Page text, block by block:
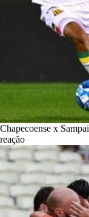
Chapecoense x
reação